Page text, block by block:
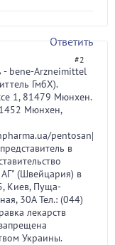
Ответить
#2
- bene-Arzneimittel
ГмбХ).
1, 81479 Мюнхен.
Мюнхен,
pentosan[/url]
в
(Швейцария) в
Киев, Пуща-
30А Тел.: (044)
лекарств
Украины.